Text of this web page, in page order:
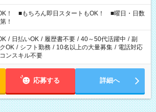
います！ お気軽にご相談ください！
！ ■もちろん即日スタートもOK！ ■曜日・日数
！
/ 日払いOK / 履歴書不要 / 40～50代活躍中 / 副
OK / シフト勤務 / 10名以上の大量募集 / 電話対応
ンスキル不要
応募する 詳細へ